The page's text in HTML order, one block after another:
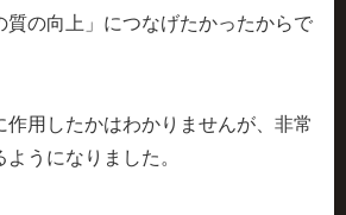
質の向上」につなげたかったからで
作用したかはわかりませんが、非常
うになりました。